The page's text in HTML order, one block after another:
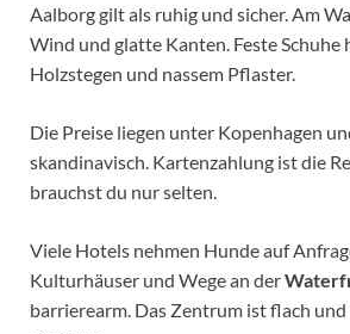
Aalborg gilt als ruhig und sicher. Am
Wind und glatte Kanten. Feste Schuhe
Holzstegen und nassem Pflaster.
Die Preise liegen unter Kopenhagen
skandinavisch. Kartenzahlung ist die
brauchst du nur selten.
Viele Hotels nehmen Hunde auf
Kulturhäuser und Wege an der
barrierearm. Das Zentrum ist flach